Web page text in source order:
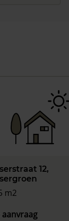
12,
m2
aanvraag